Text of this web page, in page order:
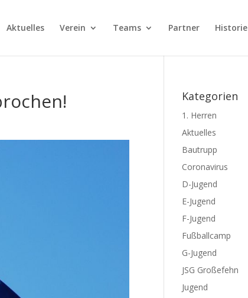
Aktuelles Verein Teams Partner Historie
Kategorien
1. Herren
Aktuelles
Bautrupp
Coronavirus
D-Jugend
E-Jugend
F-Jugend
Fußballcamp
G-Jugend
JSG Großefehn
Jugend